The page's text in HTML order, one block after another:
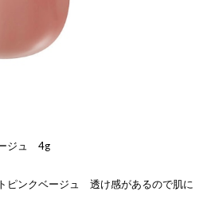
ジュ 4g
ピンクベージュ 透け感があるので肌に